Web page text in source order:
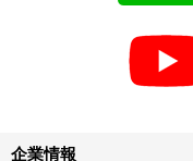
企業情報